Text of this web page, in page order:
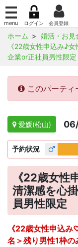
ホーム
婚活・お見
《22歳女性申込み♪
企業or正社員男性限定
このパーティ
愛媛(松山)
予約状況
《22歳女性
清潔感を心
員男性限定
《22歳女性申込
名＞残り男性1枠